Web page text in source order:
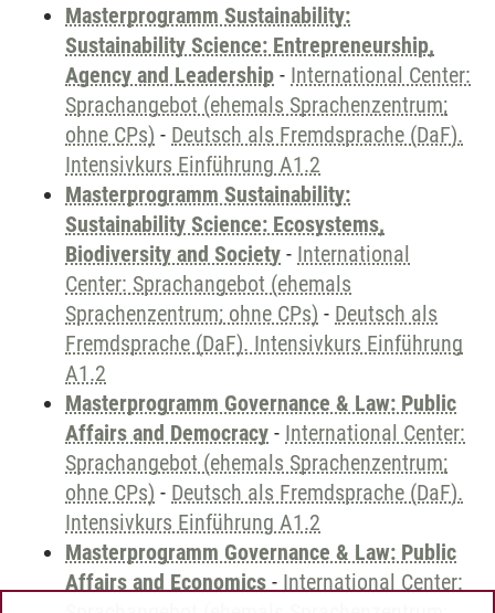
Masterprogramm Sustainability:
Sustainability Science: Entrepreneurship,
Agency and Leadership - International Center:
Sprachangebot (ehemals Sprachenzentrum;
ohne CPs) - Deutsch als Fremdsprache (DaF).
Intensivkurs Einführung A1.2
Masterprogramm Sustainability:
Sustainability Science: Ecosystems,
Biodiversity and Society - International
Center: Sprachangebot (ehemals
Sprachenzentrum; ohne CPs) - Deutsch als
Fremdsprache (DaF). Intensivkurs Einführung
A1.2
Masterprogramm Governance & Law: Public
Affairs and Democracy - International Center:
Sprachangebot (ehemals Sprachenzentrum;
ohne CPs) - Deutsch als Fremdsprache (DaF).
Intensivkurs Einführung A1.2
Masterprogramm Governance & Law: Public
Affairs and Economics - International Center: